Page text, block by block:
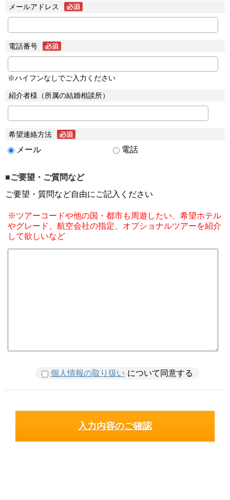
メールアドレス
電話番号
※ハイフンなしでご入力ください
紹介者様（所属の結婚相談所）
希望連絡方法
メール 電話
■ご要望・ご質問など
ご要望・質問など自由にご記入ください
※ツアーコードや他の国・都市も周遊したい、希望ホテル
やグレード、航空会社の指定、オプショナルツアーを紹介
して欲しいなど
個人情報の取り扱い について同意する